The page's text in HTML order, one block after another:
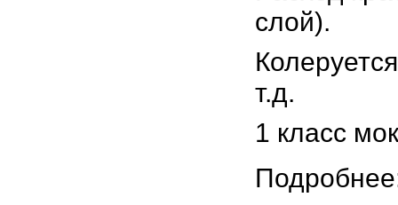
слой).
т.д.
1 класс